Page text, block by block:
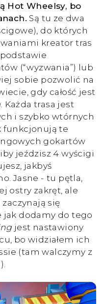
Hot Wheelsy, bo
Są tu ze dwa
do których
kreator tras
(“wyzwania”) lub
sobie pozwolić na
gdy całość jest
. Każda trasa jest
i szybko wtórnych
funkcjonują te
gokartów
jeździsz 4 wyścigi
jakbyś
Jasne - tu pętla,
ostry zakręt, ale
się
jak dodamy do tego
jest nastawiony
bo widziałem ich
(tam walczymy z